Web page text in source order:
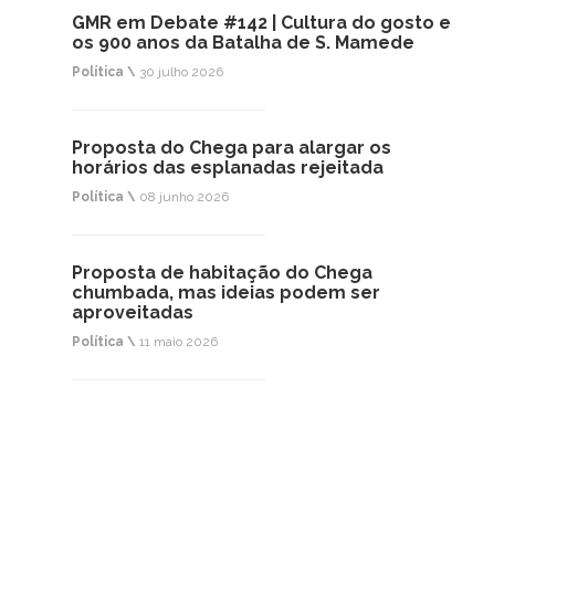
GMR em Debate #142 | Cultura do gosto e
os 900 anos da Batalha de S. Mamede
Política \ 30 julho 2026
Proposta do Chega para alargar os
horários das esplanadas rejeitada
Política \ 08 junho 2026
Proposta de habitação do Chega
chumbada, mas ideias podem ser
aproveitadas
Política \ 11 maio 2026